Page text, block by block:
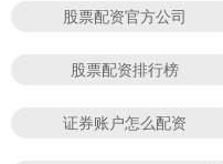
股票配资官方公司
股票配资排行榜
证券账户怎么配资